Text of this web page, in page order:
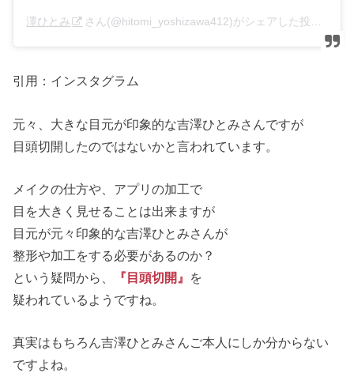
澤ひとみ さん(@hitomi_yoshizawa412)がシェアした投稿 –
引用：インスタグラム
元々、大きな目元が印象的な吉澤ひとみさんですが
目頭切開したのではないかと言われています。
メイクの仕方や、アプリの加工で
目を大きく見せることは出来ますが
目元が元々印象的な吉澤ひとみさんが
整形や加工をする必要があるのか？
という疑問から、
『目頭切開』 を
疑われているようですね。
真実はもちろん吉澤ひとみさんご本人にしか分からない
ですよね。